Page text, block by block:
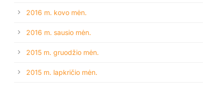
2016 m. kovo mėn.
2016 m. sausio mėn.
2015 m. gruodžio mėn.
2015 m. lapkričio mėn.